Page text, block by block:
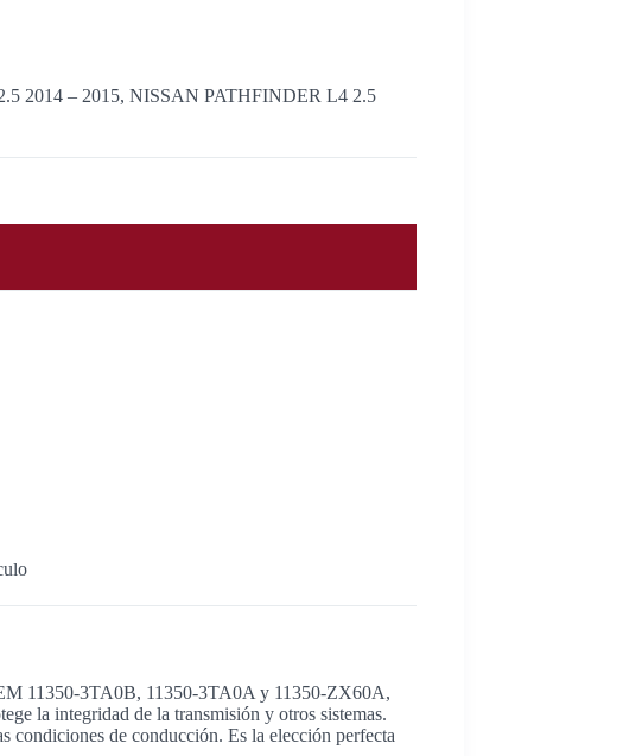
2014 – 2015, NISSAN PATHFINDER L4 2.5
11350-3TA0B, 11350-3TA0A y 11350-ZX60A,
la integridad de la transmisión y otros sistemas.
condiciones de conducción. Es la elección perfecta